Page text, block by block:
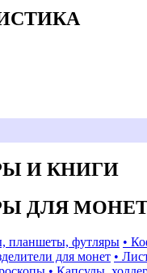
И КНИГИ
ДЛЯ
планшеты, футляры •
для монет •